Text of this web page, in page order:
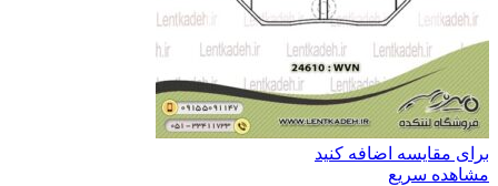
برای مقایسه اضافه کنید
مشاهده سریع